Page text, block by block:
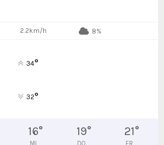
2.2km/h 8%
34°
32°
16°
MI
19°
DO
21°
FR